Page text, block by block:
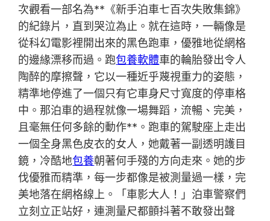
次觀看一部名為**《新手泊車七百次失敗集錦》
的紀錄片，直到哭泣為止。就在這時，一輛像是
從科幻電影裡開出來的黑色跑車，優雅地從網格
的邊緣漂移而過。跑包養軟體車的輪胎發出令人
陶醉的摩擦聲，它以一種近乎蔑視重力的姿態，
精準地停進了一個只有它車身尺寸寬度的停車格
中。那泊車的過程就像一場舞蹈，流暢、完美，
且毫無任何多餘的動作**。跑車的駕駛座上走出
一個全身黑色皮衣的女人，她戴著一副透明護目
鏡，冷酷地包養朝著何手殘的方向走來。她的步
伐優雅而精準，每一步都像是被測量過一樣，完
美地落在網格線上。「車影大人！」泊車警察們
立刻立正站好，連測量尺都顫抖著不敢發出聲